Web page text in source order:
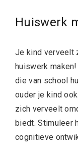
Huiswerk
Je kind verveelt
huiswerk
die van school
ouder je kind
zich verveelt
biedt. Stimuleer
cognitieve